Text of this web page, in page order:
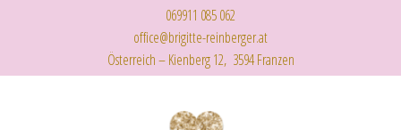
069911 085 062
office@brigitte-reinberger.at
Österreich – Kienberg 12, 3594 Franzen